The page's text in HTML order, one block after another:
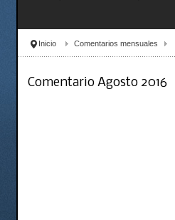
Inicio Comentarios mensuales
Comentario Agosto 2016